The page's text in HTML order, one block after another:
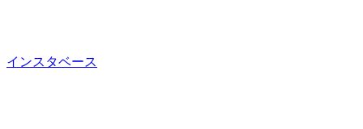
インスタベース